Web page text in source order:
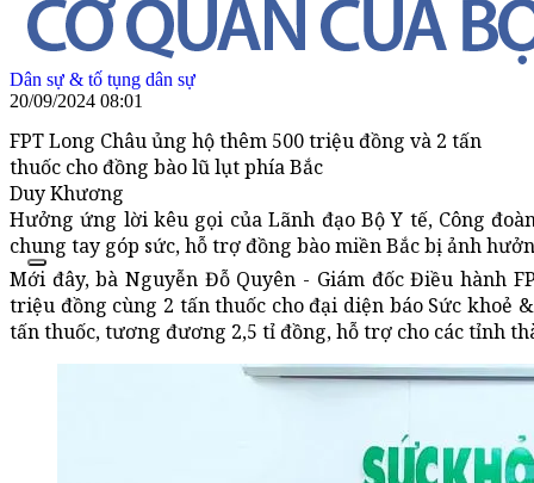
Dân sự & tố tụng dân sự
20/09/2024 08:01
FPT Long Châu ủng hộ thêm 500 triệu đồng và 2 tấn
thuốc cho đồng bào lũ lụt phía Bắc
Duy Khương
Hưởng ứng lời kêu gọi của Lãnh đạo Bộ Y tế, Công
chung tay góp sức, hỗ trợ đồng bào miền Bắc bị ảnh
Mới đây, bà Nguyễn Đỗ Quyên - Giám đốc Điều hành
triệu đồng cùng 2 tấn thuốc cho đại diện báo Sức khoẻ
tấn thuốc, tương đương 2,5 tỉ đồng, hỗ trợ cho các tỉnh